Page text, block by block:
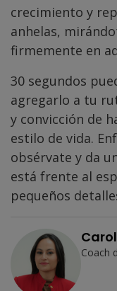
crecimiento y
anhelas,
firmemente en
30 segundos
agregarlo a tu
y convicción de
estilo de vida.
obsérvate y da
está frente al
pequeños
Coach